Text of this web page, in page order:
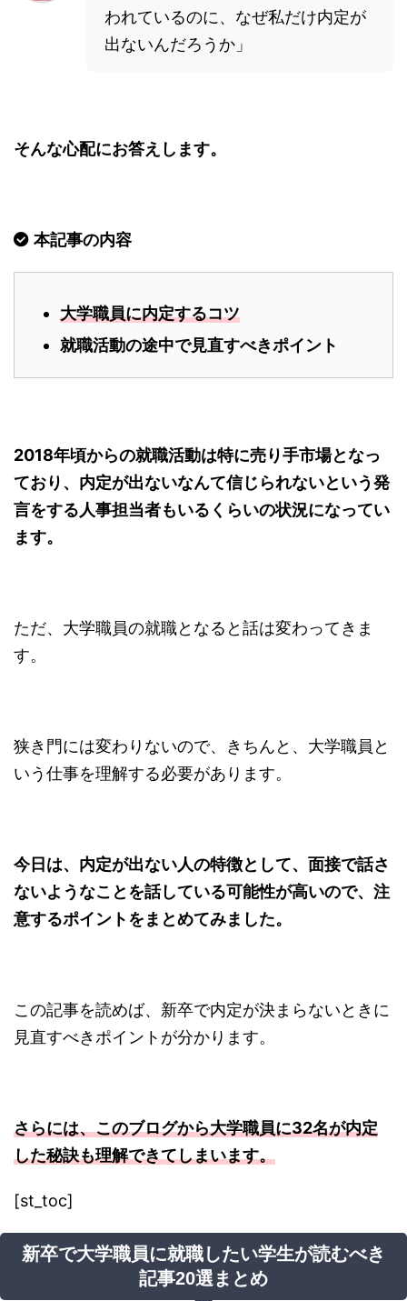
われているのに、なぜ私だけ内定が
出ないんだろうか」
そんな心配にお答えします。
本記事の内容
大学職員に内定するコツ
就職活動の途中で見直すべきポイント
2018年頃からの就職活動は特に売り手市場となっ
ており、内定が出ないなんて信じられないという発
言をする人事担当者もいるくらいの状況になってい
ます。
ただ、大学職員の就職となると話は変わってきま
す。
狭き門には変わりないので、きちんと、大学職員と
いう仕事を理解する必要があります。
今日は、内定が出ない人の特徴として、面接で話さ
ないようなことを話している可能性が高いので、注
意するポイントをまとめてみました。
この記事を読めば、新卒で内定が決まらないときに
見直すべきポイントが分かります。
さらには、このブログから大学職員に32名が内定
した秘訣も理解できてしまいます。
[st_toc]
新卒で大学職員に就職したい学生が読むべき
記事20選まとめ